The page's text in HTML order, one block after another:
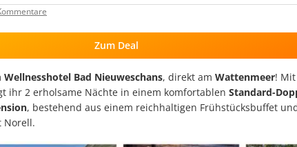
Zum Deal
Wellnesshotel Bad Nieuweschans, direkt am Wattenmeer!
ihr 2 erholsame Nächte in einem komfortablen Standard-
, bestehend aus einem reichhaltigen Frühstücksbuffet
Norell.